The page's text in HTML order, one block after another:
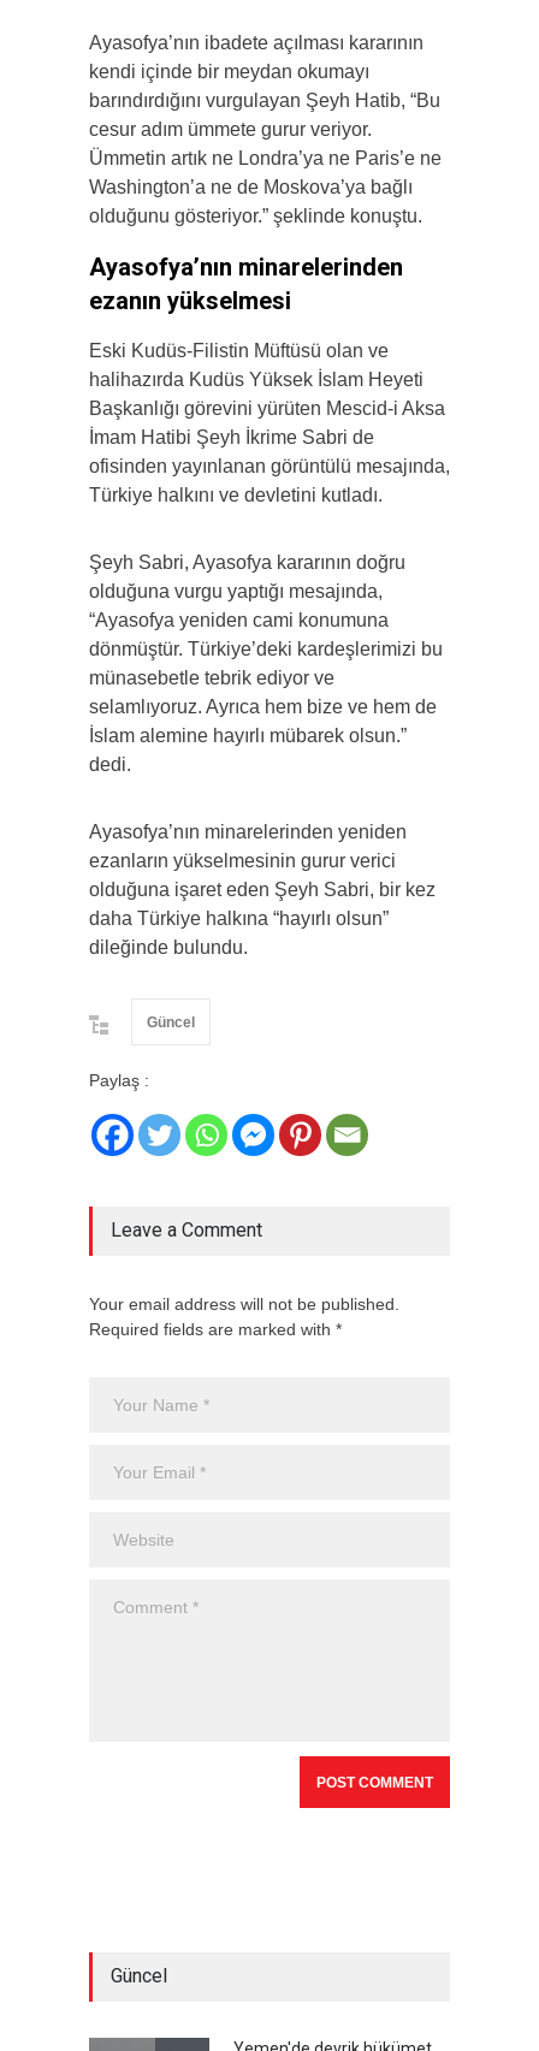
Ayasofya’nın ibadete açılması kararının
kendi içinde bir meydan okumayı
barındırdığını vurgulayan Şeyh Hatib, “Bu
cesur adım ümmete gurur veriyor.
Ümmetin artık ne Londra’ya ne Paris’e ne
Washington’a ne de Moskova’ya bağlı
olduğunu gösteriyor.” şeklinde konuştu.
Ayasofya’nın minarelerinden
ezanın yükselmesi
Eski Kudüs-Filistin Müftüsü olan ve
halihazırda Kudüs Yüksek İslam Heyeti
Başkanlığı görevini yürüten Mescid-i Aksa
İmam Hatibi Şeyh İkrime Sabri de
ofisinden yayınlanan görüntülü mesajında,
Türkiye halkını ve devletini kutladı.
Şeyh Sabri, Ayasofya kararının doğru
olduğuna vurgu yaptığı mesajında,
“Ayasofya yeniden cami konumuna
dönmüştür. Türkiye’deki kardeşlerimizi bu
münasebetle tebrik ediyor ve
selamlıyoruz. Ayrıca hem bize ve hem de
İslam alemine hayırlı mübarek olsun.”
dedi.
Ayasofya’nın minarelerinden yeniden
ezanların yükselmesinin gurur verici
olduğuna işaret eden Şeyh Sabri, bir kez
daha Türkiye halkına “hayırlı olsun”
dileğinde bulundu.
Güncel
Paylaş :
Leave a Comment
Your email address will not be published.
Required fields are marked with *
Güncel